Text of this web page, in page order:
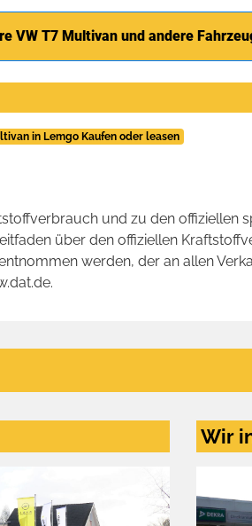
VW T7 Multivan und andere
in Lemgo Kaufen oder leasen
und zu den offiziellen
über den offiziellen
werden, der an allen
Wir